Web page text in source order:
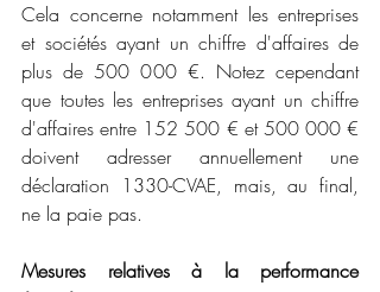
Cela concerne notamment les entreprises
et sociétés ayant un chiffre d'affaires de
plus de 500 000 €. Notez cependant
que toutes les entreprises ayant un chiffre
d'affaires entre 152 500 € et 500 000 €
doivent adresser annuellement une
déclaration 1330-CVAE, mais, au final,
ne la paie pas.
Mesures relatives à la performance